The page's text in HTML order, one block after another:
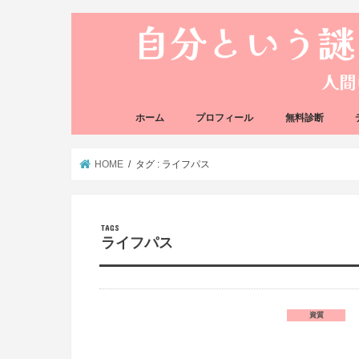
ホーム プロフィール 無料診断
HOME タグ : ライフパス
ライフパス
資質